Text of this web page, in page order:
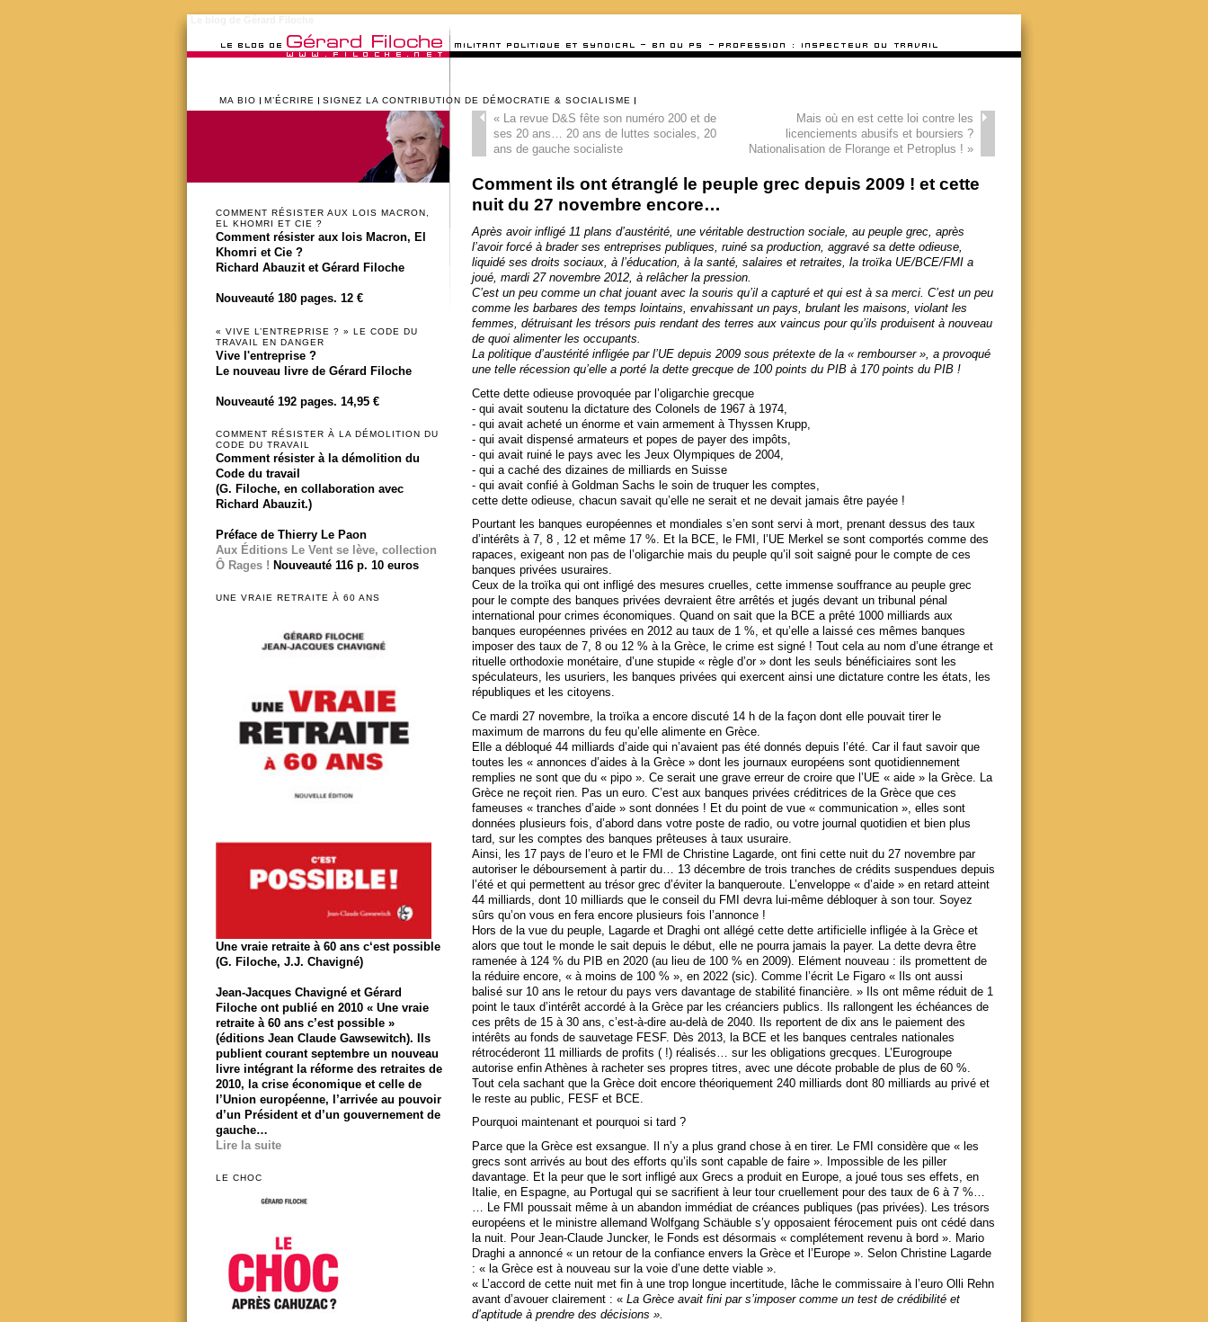
MA BIO M’ÉCRIRE SIGNEZ LA CONTRIBUTION DE DÉMOCRATIE & SOCIALISME
«La revue D&S fête son numéro 200 et de
ses 20 ans… 20 ans de luttes sociales, 20
ans de gauche socialiste
Mais où en est cette loi contre les
licenciements abusifs et boursiers ?
Nationalisation de Florange et Petroplus !»
Comment ils ont étranglé le peuple grec depuis 2009 ! et cette
nuit du 27 novembre encore…
Après avoir infligé 11 plans d’austérité, une véritable destruction sociale, au peuple grec, après
l’avoir forcé à brader ses entreprises publiques, ruiné sa production, aggravé sa dette odieuse,
liquidé ses droits sociaux, à l’éducation, à la santé, salaires et retraites, la troïka UE/BCE/FMI a
joué, mardi 27 novembre 2012, à relâcher la pression.
C’est un peu comme un chat jouant avec la souris qu’il a capturé et qui est à sa merci. C’est un peu
comme les barbares des temps lointains, envahissant un pays, brulant les maisons, violant les
femmes, détruisant les trésors puis rendant des terres aux vaincus pour qu’ils produisent à nouveau
de quoi alimenter les occupants.
La politique d’austérité infligée par l’UE depuis 2009 sous prétexte de la « rembourser », a provoqué
une telle récession qu’elle a porté la dette grecque de 100 points du PIB à 170 points du PIB !
Cette dette odieuse provoquée par l’oligarchie grecque
- qui avait soutenu la dictature des Colonels de 1967 à 1974,
- qui avait acheté un énorme et vain armement à Thyssen Krupp,
- qui avait dispensé armateurs et popes de payer des impôts,
- qui avait ruiné le pays avec les Jeux Olympiques de 2004,
- qui a caché des dizaines de milliards en Suisse
- qui avait confié à Goldman Sachs le soin de truquer les comptes,
cette dette odieuse, chacun savait qu’elle ne serait et ne devait jamais être payée !
Pourtant les banques européennes et mondiales s’en sont servi à mort, prenant dessus des taux
d’intérêts à 7, 8 , 12 et même 17 %. Et la BCE, le FMI, l’UE Merkel se sont comportés comme des
rapaces, exigeant non pas de l’oligarchie mais du peuple qu’il soit saigné pour le compte de ces
banques privées usuraires.
Ceux de la troïka qui ont infligé des mesures cruelles, cette immense souffrance au peuple grec
pour le compte des banques privées devraient être arrêtés et jugés devant un tribunal pénal
international pour crimes économiques. Quand on sait que la BCE a prêté 1000 milliards aux
banques européennes privées en 2012 au taux de 1 %, et qu’elle a laissé ces mêmes banques
imposer des taux de 7, 8 ou 12 % à la Grèce, le crime est signé ! Tout cela au nom d’une étrange et
rituelle orthodoxie monétaire, d’une stupide « règle d’or » dont les seuls bénéficiaires sont les
spéculateurs, les usuriers, les banques privées qui exercent ainsi une dictature contre les états, les
républiques et les citoyens.
Ce mardi 27 novembre, la troïka a encore discuté 14 h de la façon dont elle pouvait tirer le
maximum de marrons du feu qu’elle alimente en Grèce.
Elle a débloqué 44 milliards d’aide qui n’avaient pas été donnés depuis l’été. Car il faut savoir que
toutes les « annonces d’aides à la Grèce » dont les journaux européens sont quotidiennement
remplies ne sont que du « pipo ». Ce serait une grave erreur de croire que l’UE « aide » la Grèce. La
Grèce ne reçoit rien. Pas un euro. C’est aux banques privées créditrices de la Grèce que ces
fameuses « tranches d’aide » sont données ! Et du point de vue « communication », elles sont
données plusieurs fois, d’abord dans votre poste de radio, ou votre journal quotidien et bien plus
tard, sur les comptes des banques prêteuses à taux usuraire.
Ainsi, les 17 pays de l’euro et le FMI de Christine Lagarde, ont fini cette nuit du 27 novembre par
autoriser le déboursement à partir du… 13 décembre de trois tranches de crédits suspendues depuis
l’été et qui permettent au trésor grec d’éviter la banqueroute. L’enveloppe « d’aide » en retard atteint
44 milliards, dont 10 milliards que le conseil du FMI devra lui-même débloquer à son tour. Soyez
sûrs qu’on vous en fera encore plusieurs fois l’annonce !
Hors de la vue du peuple, Lagarde et Draghi ont allégé cette dette artificielle infligée à la Grèce et
alors que tout le monde le sait depuis le début, elle ne pourra jamais la payer. La dette devra être
ramenée à 124 % du PIB en 2020 (au lieu de 100 % en 2009). Elément nouveau : ils promettent de
la réduire encore, « à moins de 100 % », en 2022 (sic). Comme l’écrit Le Figaro « Ils ont aussi
balisé sur 10 ans le retour du pays vers davantage de stabilité financière. » Ils ont même réduit de 1
point le taux d’intérêt accordé à la Grèce par les créanciers publics. Ils rallongent les échéances de
ces prêts de 15 à 30 ans, c’est-à-dire au-delà de 2040. Ils reportent de dix ans le paiement des
intérêts au fonds de sauvetage FESF. Dès 2013, la BCE et les banques centrales nationales
rétrocéderont 11 milliards de profits ( !) réalisés… sur les obligations grecques. L’Eurogroupe
autorise enfin Athènes à racheter ses propres titres, avec une décote probable de plus de 60 %.
Tout cela sachant que la Grèce doit encore théoriquement 240 milliards dont 80 milliards au privé et
le reste au public, FESF et BCE.
Pourquoi maintenant et pourquoi si tard ?
Parce que la Grèce est exsangue. Il n’y a plus grand chose à en tirer. Le FMI considère que « les
grecs sont arrivés au bout des efforts qu’ils sont capable de faire ». Impossible de les piller
davantage. Et la peur que le sort infligé aux Grecs a produit en Europe, a joué tous ses effets, en
Italie, en Espagne, au Portugal qui se sacrifient à leur tour cruellement pour des taux de 6 à 7 %…
… Le FMI poussait même à un abandon immédiat de créances publiques (pas privées). Les trésors
européens et le ministre allemand Wolfgang Schäuble s’y opposaient férocement puis ont cédé dans
la nuit. Pour Jean-Claude Juncker, le Fonds est désormais « complétement revenu à bord ». Mario
Draghi a annoncé « un retour de la confiance envers la Grèce et l’Europe ». Selon Christine Lagarde
: « la Grèce est à nouveau sur la voie d’une dette viable ».
« L’accord de cette nuit met fin à une trop longue incertitude, lâche le commissaire à l’euro Olli Rehn
avant d’avouer clairement : « La Grèce avait fini par s’imposer comme un test de crédibilité et
d’aptitude à prendre des décisions ».
COMMENT RÉSISTER AUX LOIS MACRON,
EL KHOMRI ET CIE ?
Comment résister aux lois Macron, El
Khomri et Cie ?
Richard Abauzit et Gérard Filoche
Nouveauté 180 pages. 12 €
« VIVE L’ENTREPRISE ? » LE CODE DU
TRAVAIL EN DANGER
Vive l'entreprise ?
Le nouveau livre de Gérard Filoche
Nouveauté 192 pages. 14,95 €
COMMENT RÉSISTER À LA DÉMOLITION DU
CODE DU TRAVAIL
Comment résister à la démolition du
Code du travail
(G. Filoche, en collaboration avec
Richard Abauzit.)
Préface de Thierry Le Paon
Aux Éditions Le Vent se lève, collection
Ô Rages ! Nouveauté 116 p. 10 euros
UNE VRAIE RETRAITE À 60 ANS
Une vraie retraite à 60 ans c‘est possible
(G. Filoche, J.J. Chavigné)
Jean-Jacques Chavigné et Gérard
Filoche ont publié en 2010 « Une vraie
retraite à 60 ans c’est possible »
(éditions Jean Claude Gawsewitch). Ils
publient courant septembre un nouveau
livre intégrant la réforme des retraites de
2010, la crise économique et celle de
l’Union européenne, l’arrivée au pouvoir
d’un Président et d’un gouvernement de
gauche…
Lire la suite
LE CHOC